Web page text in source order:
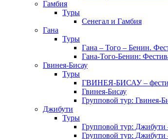
Гамбия
Туры
Сенегал и Гамбия
Гана
Туры
Гана – Того – Бенин.
Гана-Того-Бенин:
Гвинея-Бисау
Туры
ГВИНЕЯ-БИСАУ –
Гвинея-Бисау
Групповой тур: Гвинея-
Джибути
Туры
Групповой тур: Джибути
Групповой тур: